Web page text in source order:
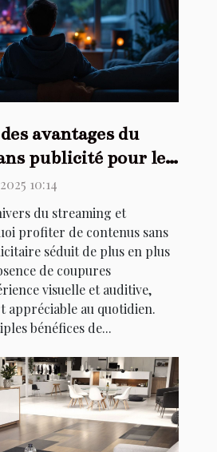
avantages du
publicité pour les
10:14
du streaming et
profiter de contenus sans
séduit de plus en plus
de coupures
visuelle et auditive,
au quotidien.
bénéfices de...